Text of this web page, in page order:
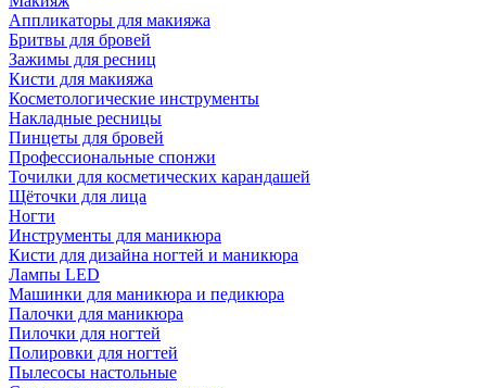
Аппликаторы для макияжа
Бритвы для бровей
Зажимы для ресниц
Кисти для макияжа
Косметологические инструменты
Накладные ресницы
Пинцеты для бровей
Профессиональные спонжи
Точилки для косметических карандашей
Щёточки для лица
Ногти
Инструменты для маникюра
Кисти для дизайна ногтей и маникюра
Лампы LED
Машинки для маникюра и педикюра
Палочки для маникюра
Пилочки для ногтей
Полировки для ногтей
Пылесосы настольные